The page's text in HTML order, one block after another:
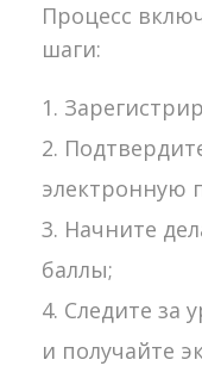
Процесс
шаги:
электронную
Начните
баллы;
Следите за
и получайте